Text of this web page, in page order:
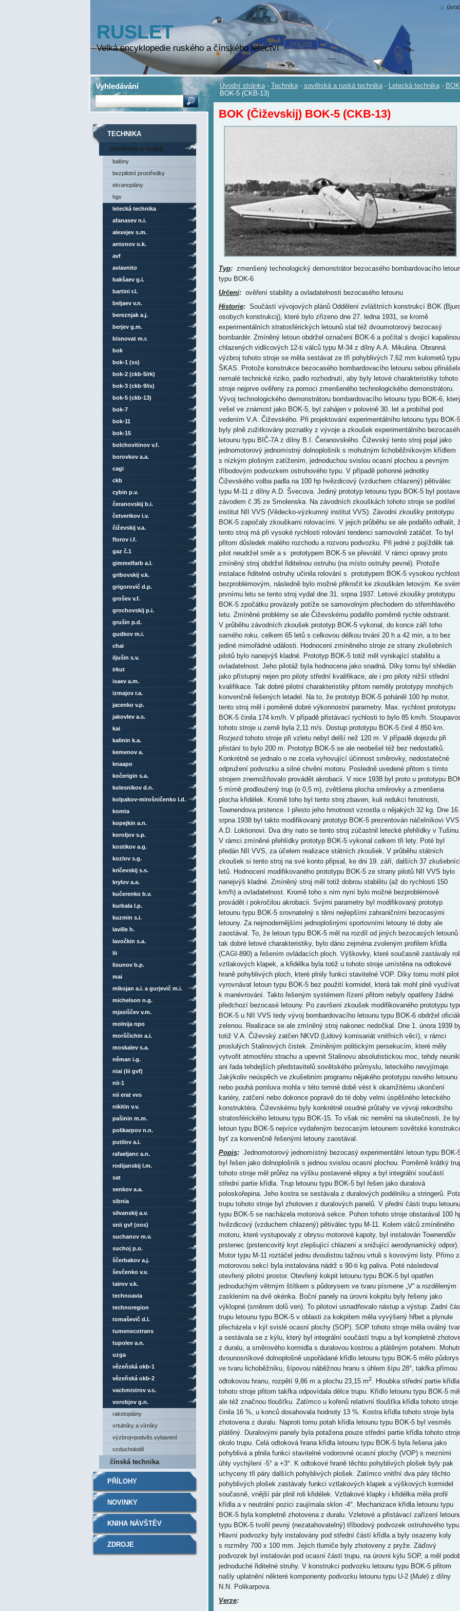
RUSLET
Velká encyklopedie ruského a čínského letectví
Úvodní stránka - Technika - sovětská a ruská technika - Letecká technika - BOK
BOK-5 (CKB-13)
BOK (Čiževskij) BOK-5 (CKB-13)
Typ:zmenšený technologický demonstrátor bezocasého bombardovacího
typu BOK-6
Určení:ověření stability a ovladatelnosti bezocasého letounu
Historie:Součástí vývojových plánů Oddělení zvláštních konstrukcí BOK
osobych konstrukcij), které bylo zřízeno dne 27. ledna 1931, se kromě
experimentálních stratosférických letounů stal též dvoumotorový bezocasý
bombardér. Zmíněný letoun obdržel označení BOK-6 a počítal s dvojicí kapalinou
chlazených vidlicových 12-ti válců typu M-34 z dílny A.A. Mikulina. Obranná
výzbroj tohoto stroje se měla sestávat ze tří pohyblivých 7,62 mm kulometů typu
ŠKAS. Protože konstrukce bezocasého bombardovacího letounu sebou
nemalé technické riziko, padlo rozhodnutí, aby byly letové charakteristiky tohoto
stroje nejprve ověřeny za pomoci zmenšeného technologického demonstrátoru.
Vývoj technologického demonstrátoru bombardovacího letounu typu BOK-6,
vešel ve známost jako BOK-5, byl zahájen v polovině 30. let a probíhal pod
vedením V.A. Čiževského. Při projektování experimentálního letounu typu BOK-5
byly plně zužitkovány poznatky z vývoje a zkoušek experimentálního
letounu typu BIČ-7A z dílny B.I. Čeranovského. Čiževský tento stroj pojal jako
jednomotorový jednomístný dolnoplošník s mohutným lichoběžníkovým křídlem
s nízkým plošným zatížením, jednoduchou svislou ocasní plochou a pevným
tříbodovým podvozkem ostruhového typu. V případě pohonné jednotky
Čiževského volba padla na 100 hp hvězdicový (vzduchem chlazený) pětiválec
typu M-11 z dílny A.D. Švecova. Jediný prototyp letounu typu BOK-5 byl
závodem č.35 ze Smolenska. Na závodních zkouškách tohoto stroje se podílel
institut NII VVS (Vědecko-výzkumný institut VVS). Závodní zkoušky prototypu
BOK-5 započaly zkouškami rolovacími. V jejich průběhu se ale podařilo odhalit,
tento stroj má při vysoké rychlosti rolování tendenci samovolně zatáčet. To byl
přitom důsledek malého rozchodu a rozvoru podvozku. Při jedné z pojížděk tak
pilot neudržel směr a s prototypem BOK-5 se převrátil. V rámci opravy proto
zmíněný stroj obdržel řiditelnou ostruhu (na místo ostruhy pevné). Protože
instalace řiditelné ostruhy učinila rolování s prototypem BOK-5 vysokou
bezproblémovým, následně bylo možné přikročit ke zkouškám letovým. Ke
prvnímu letu se tento stroj vydal dne 31. srpna 1937. Letové zkoušky prototypu
BOK-5 zpočátku provázely potíže se samovolným přechodem do střemhlavého
letu. Zmíněné problémy se ale Čiževskému podařilo poměrně rychle odstranit.
V průběhu závodních zkoušek prototyp BOK-5 vykonal, do konce září toho
samého roku, celkem 65 letů s celkovou délkou trvání 20 h a 42 min, a to bez
jediné mimořádné události. Hodnocení zmíněného stroje ze strany zkušebních
pilotů bylo nanejvýš kladné. Prototyp BOK-5 totiž měl vynikající stabilitu a
ovladatelnost. Jeho pilotáž byla hodnocena jako snadná. Díky tomu byl shledán
jako přístupný nejen pro piloty střední kvalifikace, ale i pro piloty nižší střední
kvalifikace. Tak dobré pilotní charakteristiky přitom neměly prototypy mnohých
konvenčně řešených letadel. Na to, že prototyp BOK-5 poháněl 100 hp motor,
tento stroj měl i poměrně dobré výkonnostní parametry. Max. rychlost prototypu
BOK-5 činila 174 km/h. V případě přistávací rychlosti to bylo 85 km/h.
tohoto stroje u země byla 2,11 m/s. Dostup prototypu BOK-5 činil 4 850 km.
Rozjezd tohoto stroje při vzletu nebyl delší než 120 m. V případě dojezdu při
přistání to bylo 200 m. Prototyp BOK-5 se ale neobešel též bez nedostatků.
Konkrétně se jednalo o ne zcela vyhovující účinnost směrovky, nedostatečné
odpružení podvozku a silné chvění motoru. Posledně uvedené přitom s tímto
strojem znemožňovalo provádět akrobacii. V roce 1938 byl proto u prototypu
5 mírně prodloužený trup (o 0,5 m), zvětšena plocha směrovky a zmenšena
plocha křidélek. Kromě toho byl tento stroj zbaven, kuli redukci hmotnosti,
Townendova prstence. I přesto jeho hmotnost vzrostla o nějakých 32 kg. Dne 16.
srpna 1938 byl takto modifikovaný prototyp BOK-5 prezentován náčelníkovi VVS
A.D. Loktionovi. Dva dny nato se tento stroj zúčastnil letecké přehlídky v Tušinu.
V rámci zmíněné přehlídky prototyp BOK-5 vykonal celkem tři lety. Poté byl
předán NII VVS, za účelem realizace státních zkoušek. V průběhu státních
zkoušek si tento stroj na své konto připsal, ke dni 19. září, dalších 37
letů. Hodnocení modifikovaného prototypu BOK-5 ze strany pilotů NII VVS bylo
nanejvýš kladné. Zmíněný stroj měl totiž dobrou stabilitu (až do rychlosti 150
km/h) a ovladatelnost. Kromě toho s ním nyní bylo možné bezproblémově
provádět i pokročilou akrobacii. Svými parametry byl modifikovaný prototyp
letounu typu BOK-5 srovnatelný s těmi nejlepšími zahraničními bezocasými
letouny. Za nejmodernějšími jednoplošnými sportovními letouny té doby ale
zaostával. To, že letoun typu BOK-5 měl na rozdíl od jiných bezocasých letounů
tak dobré letové charakteristiky, bylo dáno zejména zvoleným profilem křídla
(CAGI-890) a řešením ovládacích ploch. Výškovky, které současně zastávaly roli
vztlakových klapek, a křidélka byla totiž u tohoto stroje umístěna na odtokové
hraně pohyblivých ploch, které plnily funkci stavitelné VOP. Díky tomu mohl pilot
vyrovnávat letoun typu BOK-5 bez použití kormidel, která tak mohl plně využívat
k manévrování. Takto řešeným systémem řízení přitom nebyly opatřeny žádné
předchozí bezocasé letouny. Po završení zkoušek modifikovaného prototypu
BOK-5 u NII VVS tedy vývoj bombardovacího letounu typu BOK-6 obdržel
zelenou. Realizace se ale zmíněný stroj nakonec nedočkal. Dne 1. února 1939
totiž V.A. Čiževský zatčen NKVD (Lidový komisariát vnitřních věcí), v rámci
proslulých Stalinových čistek. Zmíněným politickým persekucím, které měly
vytvořit atmosféru strachu a upevnit Stalinovu absolutistickou moc, tehdy
ani řada tehdejších představitelů sovětského průmyslu, leteckého nevyjímaje.
Jakýkoliv neúspěch ve zkušebním programu nějakého prototypu nového letounu
nebo pouhá pomluva mohla v této temné době vést k okamžitému ukončení
kariéry, zatčení nebo dokonce popravě do té doby velmi úspěšného leteckého
konstruktéra. Čiževskému byly konkrétně osudné průtahy ve vývoji rekordního
stratosférického letounu typu BOK-15. To však nic nemění na skutečnosti, že byl
letoun typu BOK-5 nejvíce vydařeným bezocasým letounem sovětské
byť za konvenčně řešenými letouny zaostával.
Popis:Jednomotorový jednomístný bezocasý experimentální letoun typu BOK-
byl řešen jako dolnoplošník s jednou svislou ocasní plochou. Poměrně krátký
tohoto stroje měl průřez na výšku postavené elipsy a byl integrální součástí
střední partie křídla. Trup letounu typu BOK-5 byl řešen jako duralová
poloskořepina. Jeho kostra se sestávala z duralových podélníku a stringerů.
trupu tohoto stroje byl zhotoven z duralových panelů. V přední části trupu letounu
typu BOK-5 se nacházela motorová sekce. Pohon tohoto stroje obstarával 100
hvězdicový (vzduchem chlazený) pětiválec typu M-11. Kolem válců zmíněného
motoru, které vystupovaly z obrysu motorové kapoty, byl instalován Townendův
prstenec (prstencovitý kryt zlepšující chlazení a snižující aerodynamický odpor).
Motor typu M-11 roztáčel jednu dvoulistou tažnou vrtuli s kovovými listy. Přímo
motorovou sekcí byla instalována nádrž s 90-ti kg paliva. Poté následoval
otevřený pilotní prostor. Otevřený kokpit letounu typu BOK-5 byl opatřen
jednoduchým větrným štítkem s půdorysem ve tvaru písmene „V“ a rozděleným
zasklením na dvě okénka. Boční panely na úrovni kokpitu byly řešeny jako
výklopné (směrem dolů ven). To pilotovi usnadňovalo nástup a výstup. Zadní
trupu letounu typu BOK-5 v oblasti za kokpitem měla vyvýšený hřbet a plynule
přecházela v kýl svislé ocasní plochy (SOP). SOP tohoto stroje měla oválný tvar
a sestávala se z kýlu, který byl integrální součástí trupu a byl kompletně
z duralu, a směrového kormidla s duralovou kostrou a plátěným potahem.
dvounosníkové dolnoplošně uspořádané křídlo letounu typu BOK-5 mělo půdorys
ve tvaru lichoběžníku, šípovou náběžnou hranu s úhlem šípu 28°, takřka přímou
odtokovou hranu, rozpětí 9,86 m a plochu 23,15 m2. Hloubka střední partie křídla
tohoto stroje přitom takřka odpovídala délce trupu. Křídlo letounu typu BOK-5
ale též značnou tloušťku. Zatímco u kořenů relativní tloušťka křídla tohoto stroje
činila 16 %, u konců dosahovala hodnoty 13 %. Kostra křídla tohoto stroje byla
zhotovena z duralu. Naproti tomu potah křídla letounu typu BOK-5 byl vesměs
plátěný. Duralovými panely byla potažena pouze střední partie křídla tohoto
okolo trupu. Celá odtoková hrana křídla letounu typu BOK-5 byla řešena jako
pohyblivá a plnila funkci stavitelné vodorovné ocasní plochy (VOP) s mezními
úhly vychýlení -5° a +3°. K odtokové hraně těchto pohyblivých plošek byly pak
uchyceny tři páry dalších pohyblivých plošek. Zatímco vnitřní dva páry těchto
pohyblivých plošek zastávaly funkci vztlakových klapek a výškových kormidel
současně, vnější pár plnil roli křidélek. Vztlakové klapky i křidélka měla profil
křídla a v neutrální pozici zaujímala sklon -4°. Mechanizace křídla letounu typu
BOK-5 byla kompletně zhotovena z duralu. Vzletové a přistávací zařízení
typu BOK-5 tvořil pevný (nezatahovatelný) tříbodový podvozek ostruhového typu.
Hlavní podvozky byly instalovány pod střední částí křídla a byly osazeny koly
s rozměry 700 x 100 mm. Jejich tlumiče byly zhotoveny z pryže. Záďový
podvozek byl instalován pod ocasní částí trupu, na úrovni kýlu SOP, a měl
jednoduché řiditelné struhy. V konstrukci podvozku letounu typu BOK-5 přitom
našly uplatnění některé komponenty podvozku letounu typu U-2 (Mule) z dílny
N.N. Polikarpova.
Verze:
TECHNIKA
sovětská a ruská
technika
balóny
bezpilotní prostředky
ekranoplány
hgv
letecká technika
afanasev n.i.
alexejev s.m.
antonov o.k.
avf
aviavnito
bakšaev g.i.
bartini r.l.
beljaev v.n.
bereznjak a.j.
berjev g.m.
bisnovat m.r.
bok
bok-1 (ss)
bok-2 (ckb-5/rk)
bok-3 (ckb-9/is)
bok-5 (ckb-13)
bok-7
bok-11
bok-15
bolchovitinov v.f.
borovkov a.a.
cagi
ckb
cybin p.v.
čeranovskij b.i.
četverikov i.v.
čiževskij v.a.
florov i.f.
gaz č.1
gimmelfarb a.l.
gribovskij v.k.
grigorovič d.p.
grošev v.f.
grochovskij p.i.
grušin p.d.
gudkov m.i.
chai
iljušin s.v.
irkut
isaev a.m.
izmajov r.a.
jacenko v.p.
jakovlev a.s.
kai
kalinin k.a.
kemenov a.
knaapo
kočerigin s.a.
kolesnikov d.n.
kolpakov-mirošničenko l.d.
komta
kopejkin a.n.
koroljov s.p.
kostikov a.g.
kozlov s.g.
kričevskij s.s.
krylov a.a.
kučerenko b.v.
kurbala l.p.
kuzmin s.i.
laville h.
lavočkin s.a.
lii
lisunov b.p.
mai
mikojan a.i. a gurjevič m.i.
michelson n.g.
mjasiščev v.m.
molnija npo
morščichin a.i.
moskalev s.a.
něman i.g.
niai (lii gvf)
nii-1
nii erat vvs
nikitin v.v.
pašinin m.m.
polikarpov n.n.
putilov a.i.
rafaeljanc a.n.
rodijanskij l.m.
sat
senkov a.a.
sibnia
silvanskij a.v.
snii gvf (oos)
suchanov m.v.
suchoj p.o.
ščerbakov a.j.
ševčenko v.v.
tairov v.k.
technoavia
technoregion
tomaševič d.l.
tumenecotrans
tupolev a.n.
uzga
vězeňská okb-1
vězeňská okb-2
vachmistrov v.s.
vorobjov g.n.
raketoplány
vrtulníky a vírníky
výzbroj+podvěs.vybavení
vzducholodě
čínská technika
PŘÍLOHY
NOVINKY
KNIHA NÁVŠTĚV
ZDROJE
Vyhledávání